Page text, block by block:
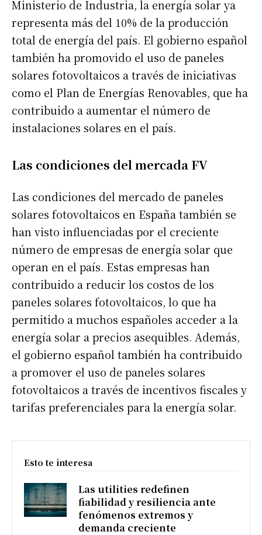
Ministerio de Industria, la energía solar ya
representa más del 10% de la producción
total de energía del país. El gobierno español
también ha promovido el uso de paneles
solares fotovoltaicos a través de iniciativas
como el Plan de Energías Renovables, que ha
contribuido a aumentar el número de
instalaciones solares en el país.
Las condiciones del mercada FV
Las condiciones del mercado de paneles
solares fotovoltaicos en España también se
han visto influenciadas por el creciente
número de empresas de energía solar que
operan en el país. Estas empresas han
contribuido a reducir los costos de los
paneles solares fotovoltaicos, lo que ha
permitido a muchos españoles acceder a la
energía solar a precios asequibles. Además,
el gobierno español también ha contribuido
a promover el uso de paneles solares
fotovoltaicos a través de incentivos fiscales y
tarifas preferenciales para la energía solar.
Esto te interesa
Las utilities redefinen
fiabilidad y resiliencia ante
fenómenos extremos y
demanda creciente